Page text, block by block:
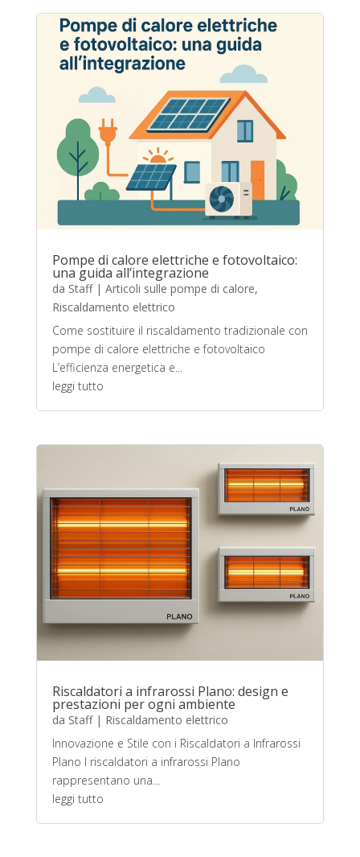
Pompe di calore elettriche e fotovoltaico:
una guida all’integrazione
da Staff| Articoli sulle pompe di calore,
Riscaldamento elettrico
Come sostituire il riscaldamento tradizionale con
pompe di calore elettriche e fotovoltaico
L’efficienza energetica e...
leggi tutto
Riscaldatori a infrarossi Plano: design e
prestazioni per ogni ambiente
da Staff| Riscaldamento elettrico
Innovazione e Stile con i Riscaldatori a Infrarossi
Plano I riscaldatori a infrarossi Plano
rappresentano una...
leggi tutto